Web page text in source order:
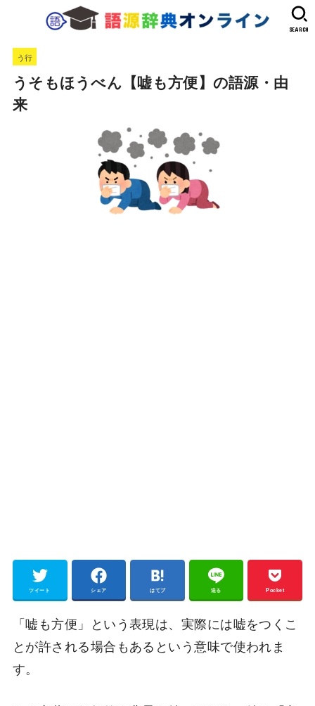
SEARCH
う行
うそもほうべん【嘘も方便】の語源・由
来
ツイート シェア はてブ 送る Pocket
「嘘も方便」という表現は、実際には嘘をつくこ
とが許される場合もあるという意味で使われま
す。